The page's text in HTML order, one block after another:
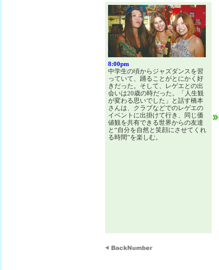
8:00pm
中学生の頃からジャズダンスを習
っていて、踊ることがとにかく好
きだった。そして、レゲエとの出
会いは20歳の時だった。「人生観
が変わる思いでした」と話す橋本
さんは、クラブなどでのレゲエの
イベントに出掛けて行き、同じ価
値観を共有できる世界からの友達
と“自分を自然と笑顔にさせてくれ
る時間”を楽しむ。